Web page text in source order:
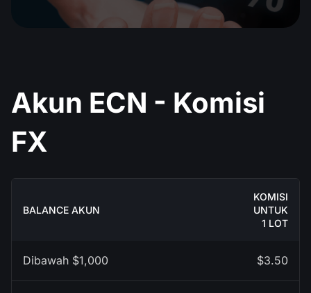
PAMM ECN
Kontes Forex
Kalender Dividen
Apa itu Trading CFD?
Apa itu Trading ECN?
Mengapa Kami?
Akun ECN - Komisi
FX
BALANCE AKUN
KOMISI
UNTUK
1 LOT
Dibawah $1,000 $3.50